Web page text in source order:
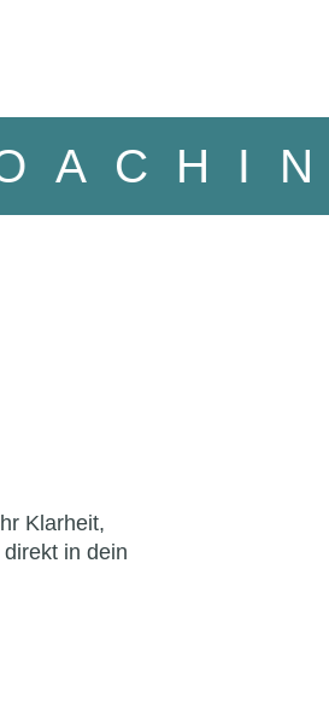
Klarheit,
in dein